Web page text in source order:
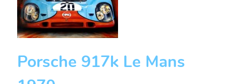
Porsche 917k Le Mans